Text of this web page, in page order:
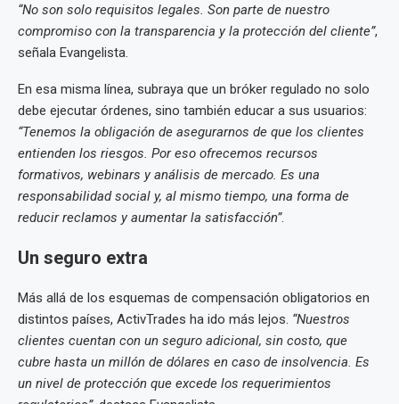
“No son solo requisitos legales. Son parte de nuestro
compromiso con la transparencia y la protección del cliente”,
señala Evangelista.
En esa misma línea, subraya que un bróker regulado no solo
debe ejecutar órdenes, sino también educar a sus usuarios:
“Tenemos la obligación de asegurarnos de que los clientes
entienden los riesgos. Por eso ofrecemos recursos
formativos, webinars y análisis de mercado. Es una
responsabilidad social y, al mismo tiempo, una forma de
reducir reclamos y aumentar la satisfacción”.
Un seguro extra
Más allá de los esquemas de compensación obligatorios en
distintos países, ActivTrades ha ido más lejos. “Nuestros
clientes cuentan con un seguro adicional, sin costo, que
cubre hasta un millón de dólares en caso de insolvencia. Es
un nivel de protección que excede los requerimientos